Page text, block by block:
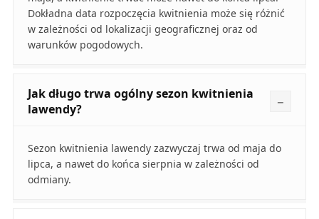
Dokładna data rozpoczęcia kwitnienia może się różnić
w zależności od lokalizacji geograficznej oraz od
warunków pogodowych.
Jak długo trwa ogólny sezon kwitnienia
lawendy?
Sezon kwitnienia lawendy zazwyczaj trwa od maja do
lipca, a nawet do końca sierpnia w zależności od
odmiany.